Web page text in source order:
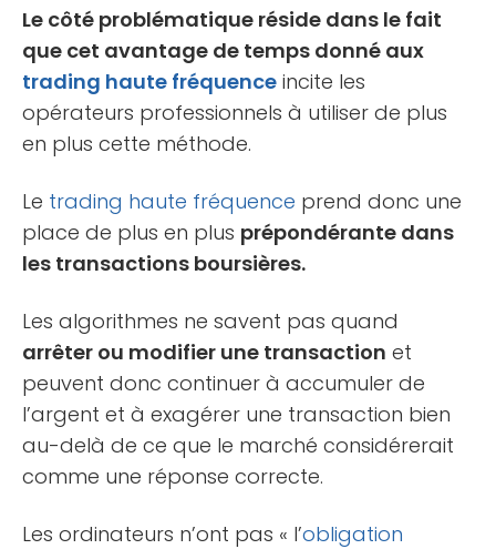
Le côté problématique réside dans le fait
que cet avantage de temps donné aux
trading haute fréquence incite les
opérateurs professionnels à utiliser de plus
en plus cette méthode.
Le trading haute fréquence prend donc une
place de plus en plus prépondérante dans
les transactions boursières.
Les algorithmes ne savent pas quand
arrêter ou modifier une transaction et
peuvent donc continuer à accumuler de
l’argent et à exagérer une transaction bien
au-delà de ce que le marché considérerait
comme une réponse correcte.
Les ordinateurs n’ont pas « l’obligation